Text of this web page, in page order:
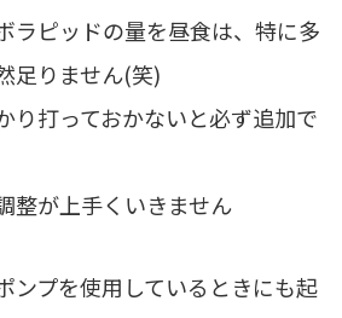
ラピッドの量を昼食は、特に多
足りません(笑)
り打っておかないと必ず追加で
整が上手くいきません
ンプを使用しているときにも起